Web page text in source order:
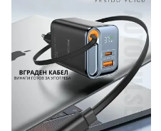
Сравни продукт
Quick View